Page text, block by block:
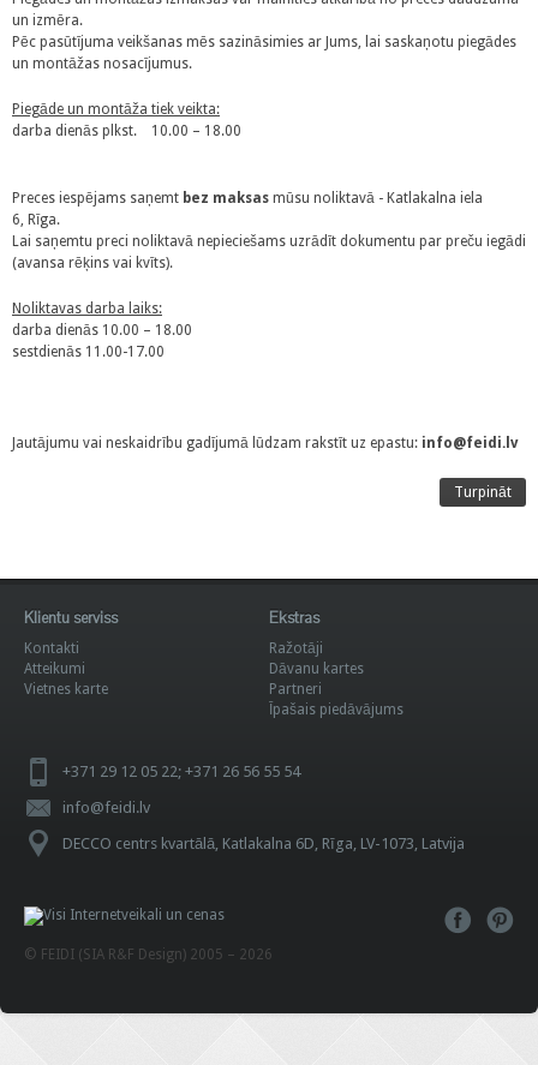
un izmēra.
Pēc pasūtījuma veikšanas mēs sazināsimies ar Jums, lai saskaņotu piegādes
un montāžas nosacījumus.
Piegāde un montāža tiek veikta:
darba dienās plkst. 10.00 – 18.00
Preces iespējams saņemt bez maksas mūsu noliktavā - Katlakalna iela
6, Rīga.
Lai saņemtu preci noliktavā nepieciešams uzrādīt dokumentu par preču iegādi
(avansa rēķins vai kvīts).
Noliktavas darba laiks:
darba dienās 10.00 – 18.00
sestdienās 11.00-17.00
Jautājumu vai neskaidrību gadījumā lūdzam rakstīt uz epastu: info@feidi.lv
Turpināt
Klientu serviss
Kontakti
Atteikumi
Vietnes karte
Ekstras
Ražotāji
Dāvanu kartes
Partneri
Īpašais piedāvājums
+371 29 12 05 22; +371 26 56 55 54
info@feidi.lv
DECCO centrs kvartālā, Katlakalna 6D, Rīga, LV-1073, Latvija
© FEIDI (SIA R&F Design) 2005 – 2026